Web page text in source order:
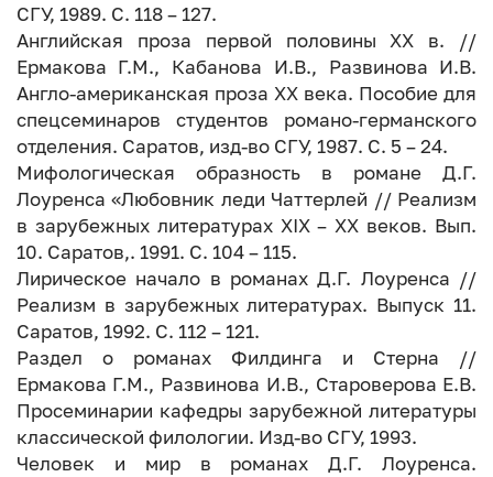
СГУ, 1989. С. 118 – 127.
Английская проза первой половины XX в. //
Ермакова Г.М., Кабанова И.В., Развинова И.В.
Англо-американская проза XX века. Пособие для
спецсеминаров студентов романо-германского
отделения. Саратов, изд-во СГУ, 1987. С. 5 – 24.
Мифологическая образность в романе Д.Г.
Лоуренса «Любовник леди Чаттерлей // Реализм
в зарубежных литературах XIX – XX веков. Вып.
10. Саратов,. 1991. С. 104 – 115.
Лирическое начало в романах Д.Г. Лоуренса //
Реализм в зарубежных литературах. Выпуск 11.
Саратов, 1992. С. 112 – 121.
Раздел о романах Филдинга и Стерна //
Ермакова Г.М., Развинова И.В., Староверова Е.В.
Просеминарии кафедры зарубежной литературы
классической филологии. Изд-во СГУ, 1993.
Человек и мир в романах Д.Г. Лоуренса.